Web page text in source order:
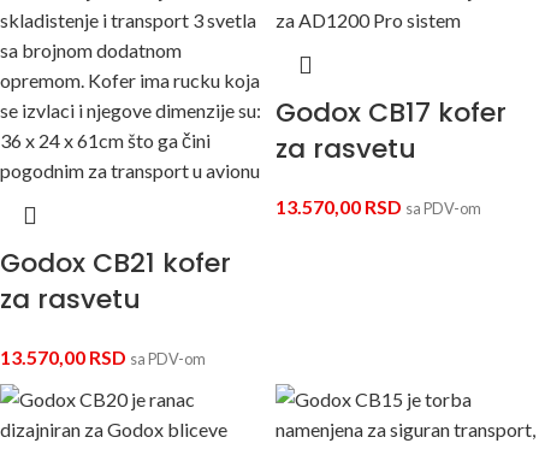
Godox CB21 kofer
za rasvetu
13.570,00 RSD sa PDV-om
Godox CB17 kofer
za rasvetu
13.570,00 RSD sa PDV-om